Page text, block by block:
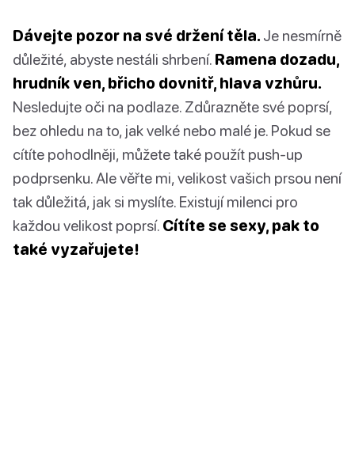
Dávejte pozor na své držení těla. Je nesmírně
důležité, abyste nestáli shrbení. Ramena dozadu,
hrudník ven, břicho dovnitř, hlava vzhůru.
Nesledujte oči na podlaze. Zdůrazněte své poprsí,
bez ohledu na to, jak velké nebo malé je. Pokud se
cítíte pohodlněji, můžete také použít push-up
podprsenku. Ale věřte mi, velikost vašich prsou není
tak důležitá, jak si myslíte. Existují milenci pro
každou velikost poprsí. Cítíte se sexy, pak to
také vyzařujete!